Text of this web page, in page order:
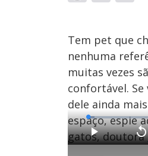
Tem pet que
nenhuma
muitas vezes
confortável.
dele ainda
espaço, espie
gatos, doutora
P
l
V
o
L
o
a
d
e